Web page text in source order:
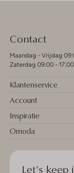
Contact
Maandag - Vrijdag
Zaterdag 09:00 -
Klantenservice
Account
Inspiratie
Omoda
Let's keep